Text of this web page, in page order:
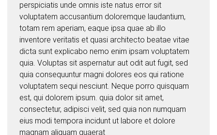
perspiciatis unde omnis iste natus error sit
voluptatem accusantium doloremque laudantium,
totam rem aperiam, eaque ipsa quae ab illo
inventore veritatis et quasi architecto beatae vitae
dicta sunt explicabo nemo enim ipsam voluptatem
quia. Voluptas sit aspernatur aut odit aut fugit, sed
quia consequuntur magni dolores eos qui ratione
voluptatem sequi nesciunt. Neque porro quisquam
est, qui dolorem ipsum. quia dolor sit amet,
consectetur, adipisci velit, sed quia non numquam
eius modi tempora incidunt ut labore et dolore
magnam aliquam quaerat